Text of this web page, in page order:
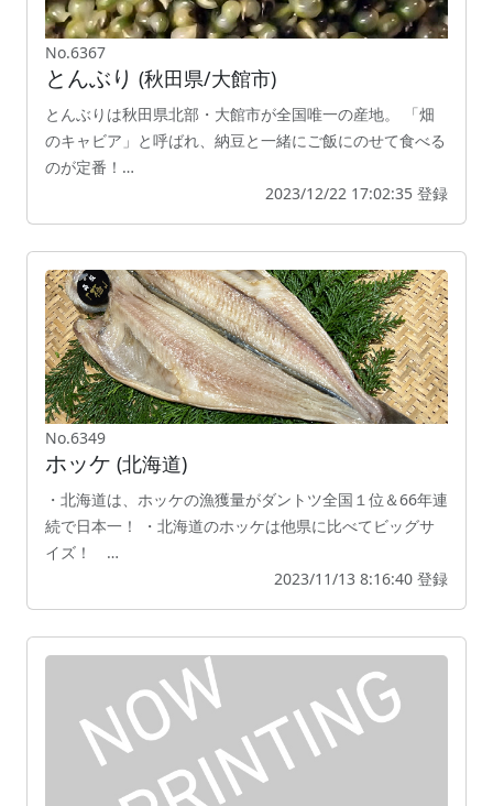
No.6367
とんぶり (秋田県/大館市)
とんぶりは秋田県北部・大館市が全国唯一の産地。 「畑
のキャビア」と呼ばれ、納豆と一緒にご飯にのせて食べる
のが定番！…
2023/12/22 17:02:35 登録
No.6349
ホッケ (北海道)
・北海道は、ホッケの漁獲量がダントツ全国１位＆66年連
続で日本一！ ・北海道のホッケは他県に比べてビッグサ
イズ！ …
2023/11/13 8:16:40 登録